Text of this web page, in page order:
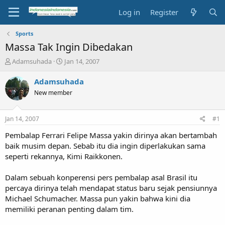
Log in Register
Sports
Massa Tak Ingin Dibedakan
T
r
e
a
t
a
t
e
Adamsuhada
S
a
t
e
Jan 14, 2007
Adamsuhada
New member
Jan 14, 2007 #1
Pembalap Ferrari Felipe Massa yakin dirinya akan bertambah
baik musim depan. Sebab itu dia ingin diperlakukan sama
seperti rekannya, Kimi Raikkonen.
Dalam sebuah konperensi pers pembalap asal Brasil itu
percaya dirinya telah mendapat status baru sejak pensiunnya
Michael Schumacher. Massa pun yakin bahwa kini dia
memiliki peranan penting dalam tim.